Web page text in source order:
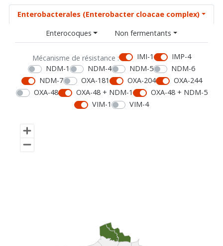
Enterobacterales (Enterobacter cloacae complex)
Enterocoques
Non fermentants
Mécanisme de résistance : IMI-1
IMP-4
NDM-1
NDM-4 NDM-5
NDM-6
NDM-7
OXA-181 OXA-204
OXA-244
OXA-48
OXA-48 + NDM-1
OXA-48 + NDM-5
VIM-1
VIM-4